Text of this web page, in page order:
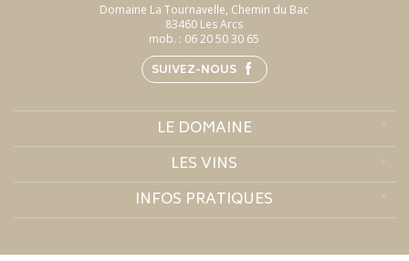
Domaine La Tournavelle, Chemin du Bac
83460 Les Arcs
mob. : 06 20 50 30 65
SUIVEZ-NOUS
LE DOMAINE
LES VINS
INFOS PRATIQUES